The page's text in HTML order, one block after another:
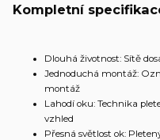
Kompletní
Dlouhá životnost: Sítě
Jednoduchá montáž:
montáž
Lahodí oku: Technika
vzhled
Přesná světlost ok: